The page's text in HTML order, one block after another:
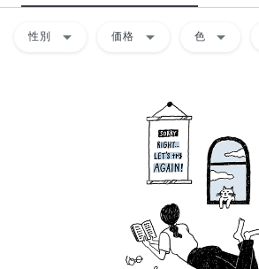
性別 arrow_drop_down 価格 arrow_drop_down 色 arrow_drop_down